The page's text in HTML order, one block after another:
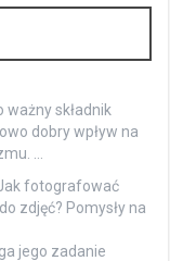
ważny składnik
dobry wpływ na
…
fotografować
zdjęć? Pomysły na
jego zadanie